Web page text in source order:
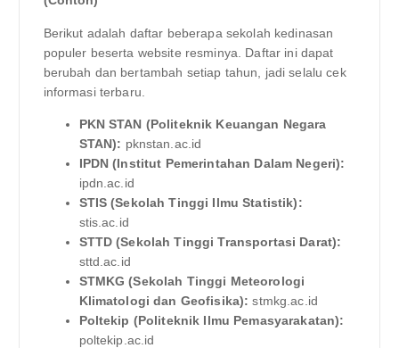
Berikut adalah daftar beberapa sekolah kedinasan
populer beserta website resminya. Daftar ini dapat
berubah dan bertambah setiap tahun, jadi selalu cek
informasi terbaru.
PKN STAN (Politeknik Keuangan Negara
STAN): pknstan.ac.id
IPDN (Institut Pemerintahan Dalam Negeri):
ipdn.ac.id
STIS (Sekolah Tinggi Ilmu Statistik):
stis.ac.id
STTD (Sekolah Tinggi Transportasi Darat):
sttd.ac.id
STMKG (Sekolah Tinggi Meteorologi
Klimatologi dan Geofisika): stmkg.ac.id
Poltekip (Politeknik Ilmu Pemasyarakatan):
poltekip.ac.id